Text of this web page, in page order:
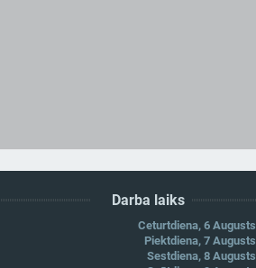
Darba laiks
Ceturtdiena, 6 Augusts
Piektdiena, 7 Augusts
Sestdiena, 8 Augusts